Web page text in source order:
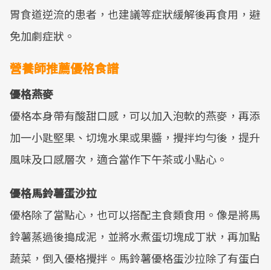
胃食道逆流的患者，也建議等症狀緩解後再食用，避
免加劇症狀。
營養師推薦優格食譜
優格燕麥
優格本身帶有酸甜口感，可以加入泡軟的燕麥，再添
加一小匙堅果、切塊水果或果醬，攪拌均勻後，提升
風味及口感層次，適合當作下午茶或小點心。
優格馬鈴薯蛋沙拉
優格除了當點心，也可以搭配主食類食用。像是將馬
鈴薯蒸過後搗成泥，並將水煮蛋切塊成丁狀，再加點
蔬菜，倒入優格攪拌。馬鈴薯優格蛋沙拉除了有蛋白